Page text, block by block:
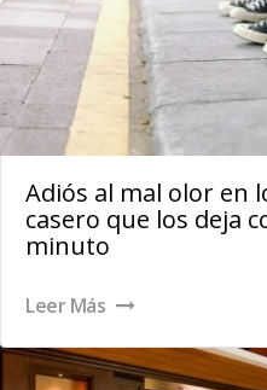
Adiós al mal olor en
casero que los deja
minuto
Leer Más